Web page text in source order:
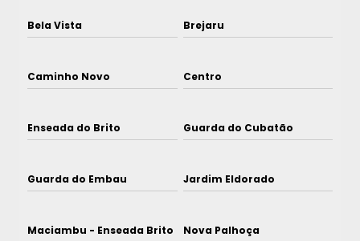
Bela Vista Brejaru
Caminho Novo Centro
Enseada do Brito Guarda do Cubatão
Guarda do Embau Jardim Eldorado
Maciambu - Enseada Brito Nova Palhoça